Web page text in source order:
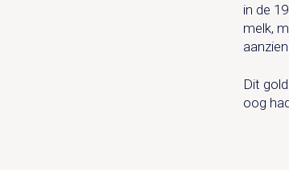
in de
melk,
Dit
oog